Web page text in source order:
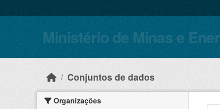
Ministério de Minas e
Conjuntos de dados
Organizações